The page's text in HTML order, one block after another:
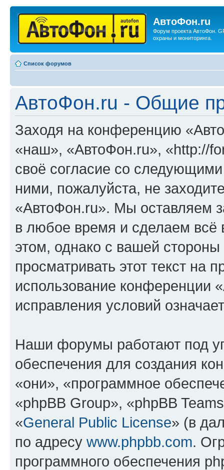
АвтоФон.ru
Форум проекта АвтоФон.
охраны и мониторинга.
Список форумов
АвтоФон.ru - Общие
Заходя на конференцию
«наш», «АвтоФон.ru», «http://
своё согласие со
ними, пожалуйста, не
«АвтоФон.ru». Мы оставляем
в любое время и сделаем всё
этом, однако с вашей
просматривать этот текст на
использование конференции
исправления условий
Наши форумы работают под
обеспечения для создания
«они», «программное
«phpBB Group», «phpBB
«General Public License» (в
по адресу www.phpbb.com.
программного обеспечения